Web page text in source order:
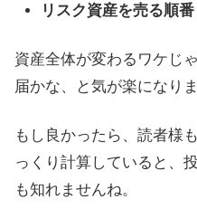
リスク資産を売る順
資産全体が変わるワケじ
届かな、と気が楽になりま
もし良かったら、読者様
っくり計算していると、
も知れませんね。